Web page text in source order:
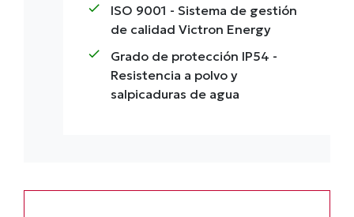
check ISO 9001 - Sistema de gestión
de calidad Victron Energy
check Grado de protección IP54 -
Resistencia a polvo y
salpicaduras de agua